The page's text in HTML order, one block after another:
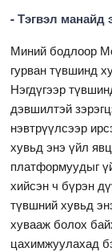
- Тэгвэл манайд
Миний бодлоор
гурван түвшинд
Нэгдүгээр
дэвшилтэй
нэвтрүүлсээр
хувьд энэ үйл
платформуудыг
хийсэн ч бүрэн
түвшний хувьд
хувааж болох
цахимжуулахад